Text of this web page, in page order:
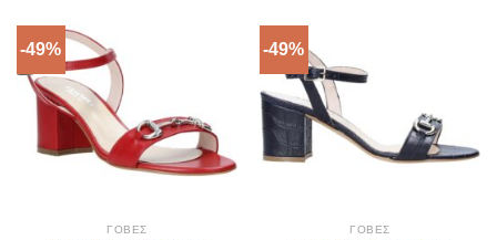
-49%
ΓΌΒΕΣ
-49%
ΓΌΒΕΣ